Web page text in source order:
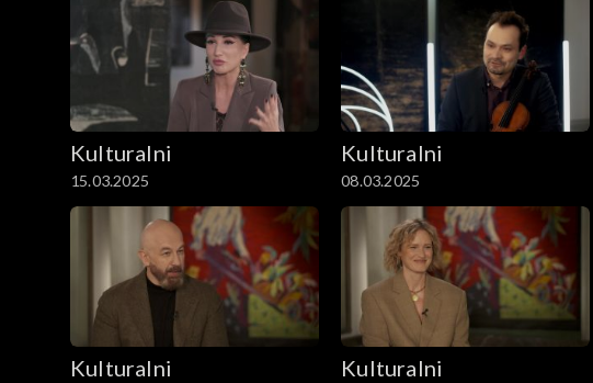
Kulturalni
15.03.2025
Kulturalni
08.03.2025
Kulturalni Kulturalni